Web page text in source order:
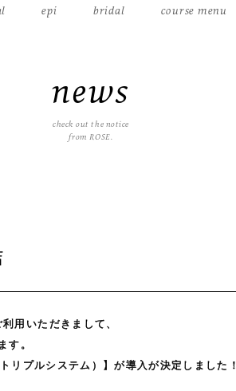
epi bridal course menu
news
check out the notice
from ROSE.
用いただきまして、
す。
リプルシステム）】が導入が決定しました！